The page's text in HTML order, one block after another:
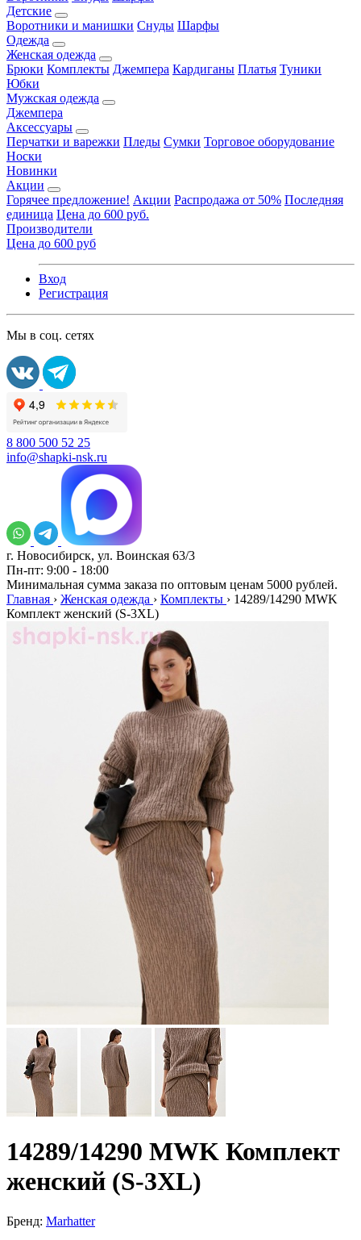
Детские
Воротники и манишки Снуды Шарфы
Одежда
Женская одежда
Брюки Комплекты Джемпера Кардиганы Платья Туники
Юбки
Мужская одежда
Джемпера
Аксессуары
Перчатки и варежки Пледы Сумки Торговое оборудование
Носки
Новинки
Акции
Горячее предложение! Акции Распродажа от 50% Последняя
единица Цена до 600 руб.
Производители
Цена до 600 руб
Вход
Регистрация
Мы в соц. сетях
8 800 500 52 25
info@shapki-nsk.ru
г. Новосибирск, ул. Воинская 63/3
Пн-пт: 9:00 - 18:00
Минимальная сумма заказа по оптовым ценам 5000 рублей.
Главная › Женская одежда › Комплекты › 14289/14290 MWK
Комплект женский (S-3XL)
14289/14290 MWK Комплект
женский (S-3XL)
Бренд: Marhatter